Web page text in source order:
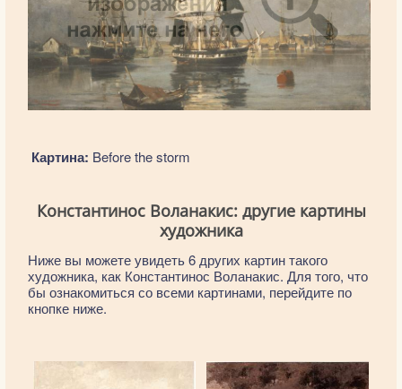
Картина: Before the storm
Константинос Воланакис: другие картины
художника
Ниже вы можете увидеть 6 других картин такого
художника, как Константинос Воланакис. Для того, что
бы ознакомиться со всеми картинами, перейдите по
кнопке ниже.